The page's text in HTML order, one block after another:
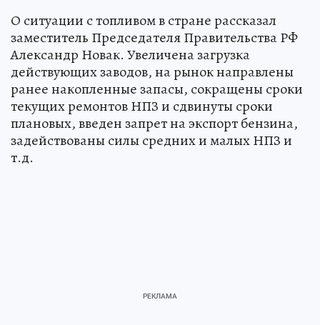
О ситуации с топливом в стране рассказал
заместитель Председателя Правительства РФ
Александр Новак. Увеличена загрузка
действующих заводов, на рынок направлены
ранее накопленные запасы, сокращены сроки
текущих ремонтов НПЗ и сдвинуты сроки
плановых, введен запрет на экспорт бензина,
задействованы силы средних и малых НПЗ и
т.д.